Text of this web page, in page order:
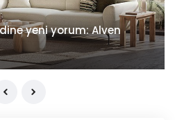
yeni yorum: Alven